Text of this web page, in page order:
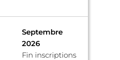
Septembre
2026
Fin inscriptions